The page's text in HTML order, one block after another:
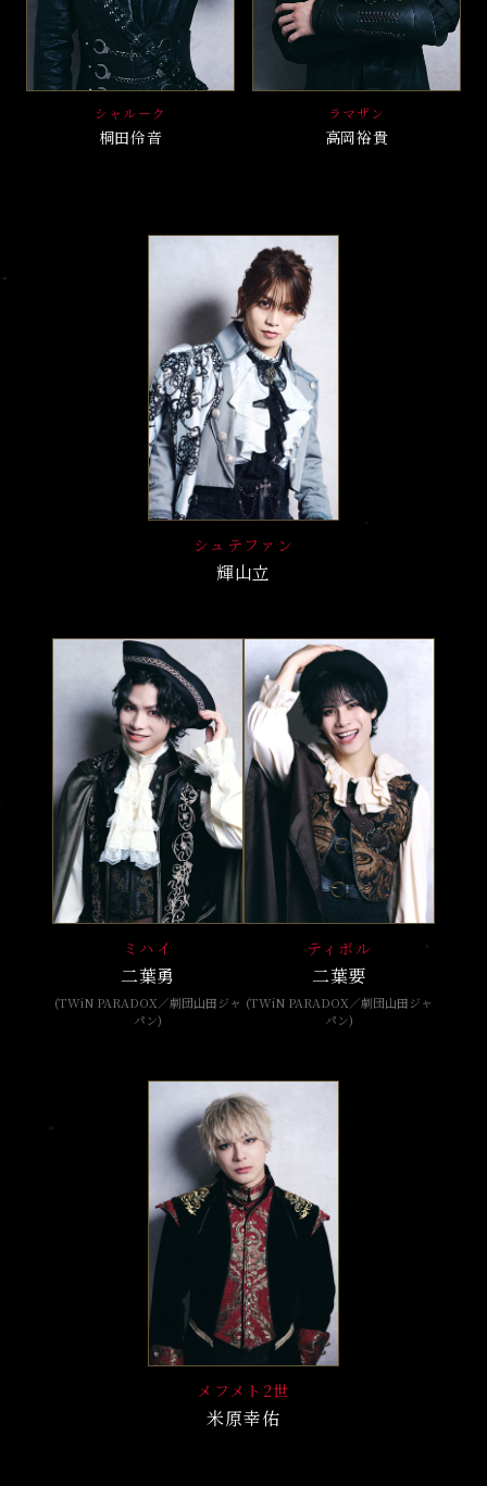
シャルーク
桐田伶音
ラマザン
高岡裕貴
シュテファン
輝山立
ミハイ
二葉勇
(TWiN PARADOX／劇団山田ジャ
パン)
ティボル
二葉要
(TWiN PARADOX／劇団山田ジャ
パン)
メフメト2世
米原幸佑